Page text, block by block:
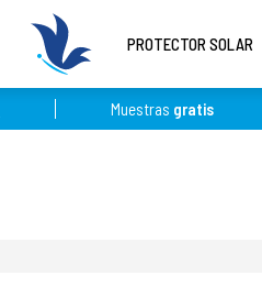
Muestras gratis
PROTECTOR SOLAR